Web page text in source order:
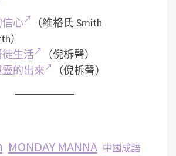
心
（維格氏 Smith
）
生活
（倪柝聲）
的出來
（倪柝聲）
MONDAY MANNA 中國成語